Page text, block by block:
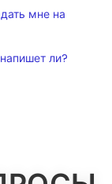
мне на
ли?